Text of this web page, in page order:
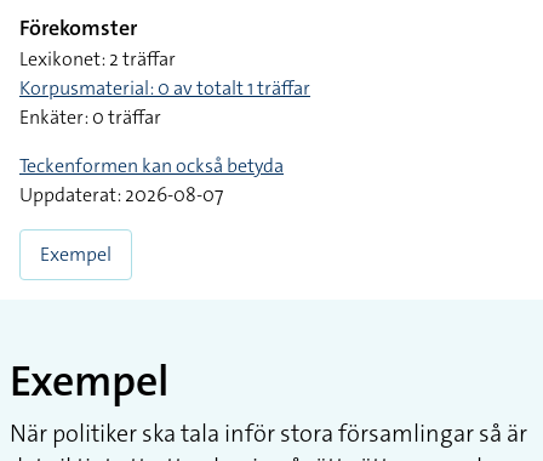
Förekomster
Lexikonet: 2 träffar
Korpusmaterial: 0 av totalt 1 träffar
Enkäter: 0 träffar
Teckenformen kan också betyda
Uppdaterat: 2026-08-07
Exempel
Exempel
När politiker ska tala inför stora församlingar så är